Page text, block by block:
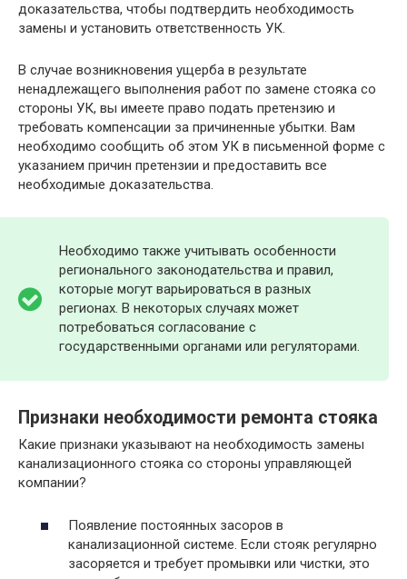
доказательства, чтобы подтвердить необходимость
замены и установить ответственность УК.
В случае возникновения ущерба в результате
ненадлежащего выполнения работ по замене стояка со
стороны УК, вы имеете право подать претензию и
требовать компенсации за причиненные убытки. Вам
необходимо сообщить об этом УК в письменной форме с
указанием причин претензии и предоставить все
необходимые доказательства.
Необходимо также учитывать особенности
регионального законодательства и правил,
которые могут варьироваться в разных
регионах. В некоторых случаях может
потребоваться согласование с
государственными органами или регуляторами.
Признаки необходимости ремонта стояка
Какие признаки указывают на необходимость замены
канализационного стояка со стороны управляющей
компании?
Появление постоянных засоров в
канализационной системе. Если стояк регулярно
засоряется и требует промывки или чистки, это